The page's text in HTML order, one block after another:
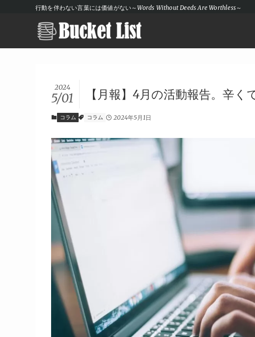
行動を伴わない言葉には価値がない～Words Without Deeds Are Worthless～
【月報】4月の活動報告。辛
2024
5/01
コラム コラム 2024年5月1日